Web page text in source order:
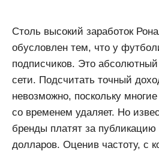
Столь высокий заработок
обусловлен тем, что у
подписчиков. Это
сети. Подсчитать точный
невозможно, поскольку
со временем удаляет. Но
бренды платят за
долларов. Оценив частоту, с